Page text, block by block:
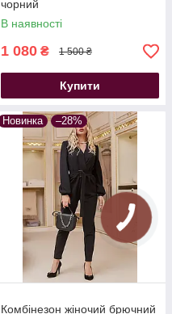
чорний
В наявності
1 080 ₴ 1 500 ₴
Купити
Новинка –28%
Комбінезон жіночий брючний